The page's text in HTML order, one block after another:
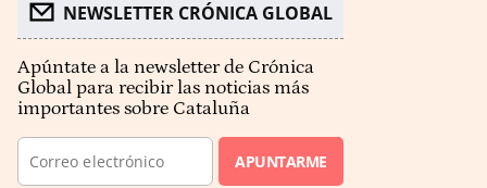
NEWSLETTER CRÓNICA GLOBAL
Apúntate a la newsletter de Crónica
Global para recibir las noticias más
importantes sobre Cataluña
APUNTARME